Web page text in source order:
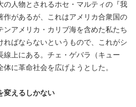
人物とされるホセ・マルティの『我
作があるが、これはアメリカ合衆国の
ンアメリカ・カリブ海を含めた私たち
ればならないというもので、これがシ
線上にある。チェ・ゲバラ（キュー
に革命社会を広げようとした。
えるしかない